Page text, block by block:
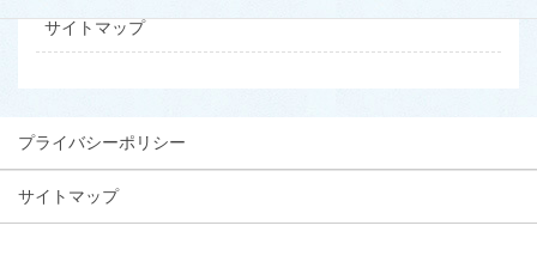
サイトマップ
プライバシーポリシー
サイトマップ